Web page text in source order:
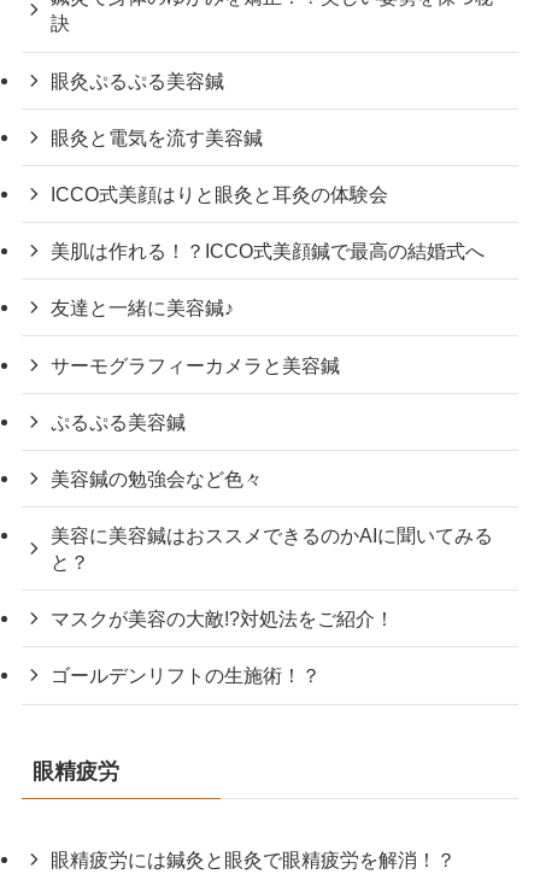
訣
眼灸ぷるぷる美容鍼
眼灸と電気を流す美容鍼
ICCO式美顔はりと眼灸と耳灸の体験会
美肌は作れる！？ICCO式美顔鍼で最高の結婚式へ
友達と一緒に美容鍼♪
サーモグラフィーカメラと美容鍼
ぷるぷる美容鍼
美容鍼の勉強会など色々
美容に美容鍼はおススメできるのかAIに聞いてみる
と？
マスクが美容の大敵!?対処法をご紹介！
ゴールデンリフトの生施術！？
眼精疲労
眼精疲労には鍼灸と眼灸で眼精疲労を解消！？